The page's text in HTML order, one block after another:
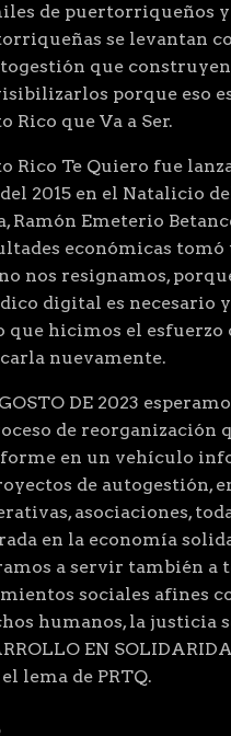
de puertorriqueños y
se levantan
que
porque eso
Rico que Va a Ser.
Rico Te Quiero fue
2015 en el Natalicio
Ramón Emeterio
económicas tomó
nos resignamos,
digital es necesario
que hicimos el esfuerzo
nuevamente.
DE 2023
de reorganización
en un vehículo
de autogestión,
asociaciones,
en la economía
a servir también a
sociales afines
humanos, la justicia
EN
lema de PRTQ.